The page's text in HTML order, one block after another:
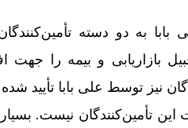
به دو دسته
بازاریابی و بیمه را جهت
نیز توسط علی بابا تأیید
تأمین‌کنندگان نیست. بسیاری